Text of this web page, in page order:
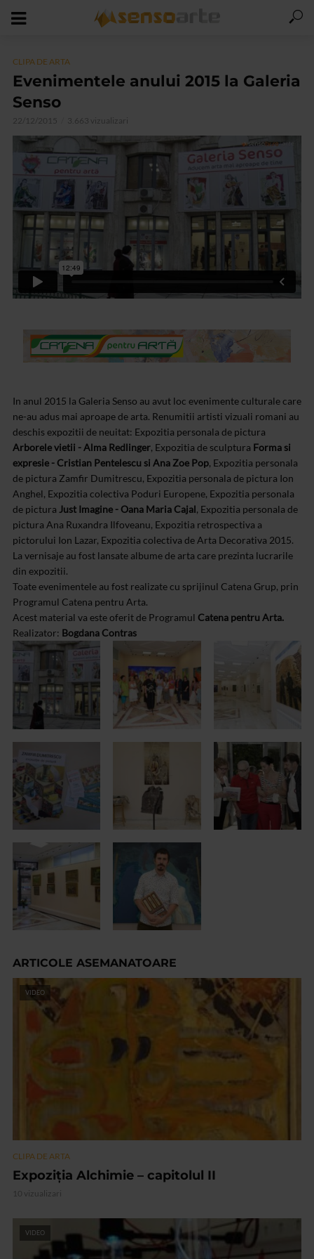
CLIPA DE ARTA
Evenimentele anului 2015 la Galeria
Senso
22/12/2015 3.663 vizualizari
In anul 2015 la Galeria Senso au avut loc evenimente culturale care
ne-au adus mai aproape de arta. Renumitii artisti vizuali romani au
deschis expozitii de neuitat: Expozitia personala de pictura
Arborele vietii - Alma Redlinger, Expozitia de sculptura Forma si
expresie - Cristian Pentelescu si Ana Zoe Pop, Expozitia personala
de pictura Zamfir Dumitrescu, Expozitia personala de pictura Ion
Anghel, Expozitia colectiva Poduri Europene, Expozitia personala
de pictura Just Imagine - Oana Maria Cajal, Expozitia personala de
pictura Ana Ruxandra Ilfoveanu, Expozitia retrospectiva a
pictorului Ion Lazar, Expozitia colectiva de Arta Decorativa 2015.
La vernisaje au fost lansate albume de arta care prezinta lucrarile
din expozitii.
Toate evenimentele au fost realizate cu sprijinul Catena Grup, prin
Programul Catena pentru Arta.
Acest material va este oferit de Programul Catena pentru Arta.
Realizator: Bogdana Contras
ARTICOLE ASEMANATOARE
VIDEO
CLIPA DE ARTA
Expoziția Alchimie – capitolul II
10 vizualizari
VIDEO